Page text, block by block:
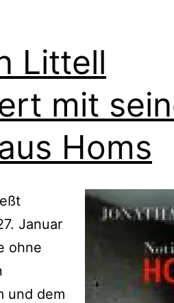
Littell
mit
Homs
Januar
ohne
und dem